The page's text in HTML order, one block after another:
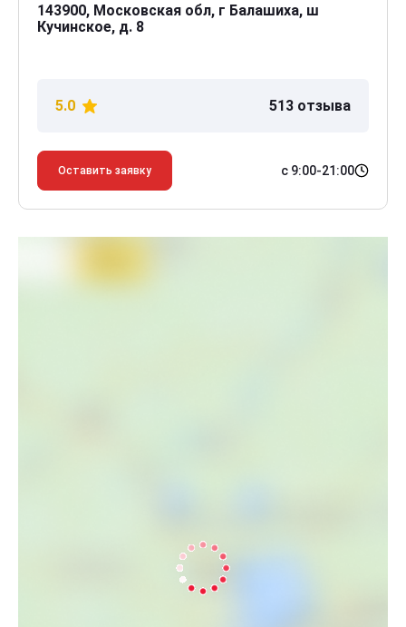
143900, Московская обл, г Балашиха, ш
Кучинское, д. 8
5.0 513 отзыва
Оставить заявку с 9:00-21:00